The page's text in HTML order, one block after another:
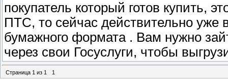
покупатель который готов купить,
ПТС, то сейчас действительно уже
бумажного формата . Вам нужно
через свои Госуслуги, чтобы
Страница 1 из 1 1